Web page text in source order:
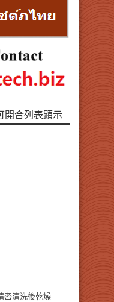
開合列表顕示
密清洗後乾燥